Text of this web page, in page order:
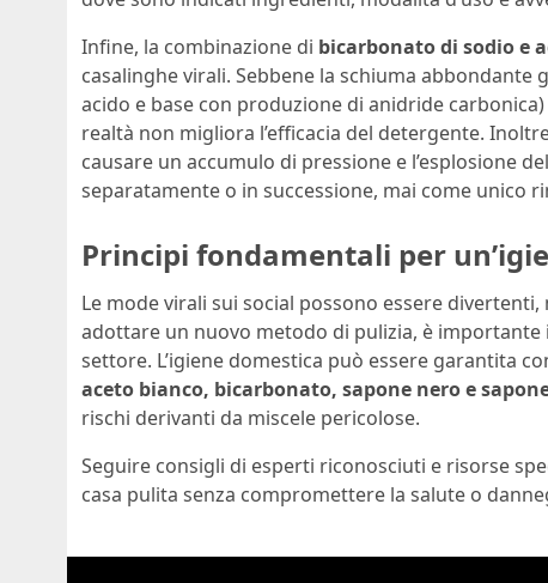
Infine, la combinazione di bicarbonato di sodio e
casalinghe virali. Sebbene la schiuma
acido e base con produzione di anidride
realtà non migliora l’efficacia del detergente.
causare un accumulo di pressione e l’esplosione
separatamente o in successione, mai come unico
Principi fondamentali per
Le mode virali sui social possono essere
adottare un nuovo metodo di pulizia, è
settore. L’igiene domestica può essere garantita
aceto bianco, bicarbonato, sapone nero e
rischi derivanti da miscele pericolose.
Seguire consigli di esperti riconosciuti e risorse
casa pulita senza compromettere la salute o